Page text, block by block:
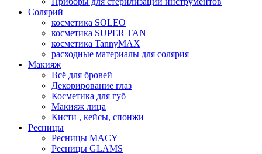
Солярий
косметика SOLEO
косметика SUPER TAN
косметика TannyMAX
расходные материалы для солярия
Макияж
Всё для бровей
Декорирование глаз
Косметика для губ
Макияж лица
Кисти , кейсы, спонжи
Ресницы
Ресницы MACY
Ресницы GLAMS